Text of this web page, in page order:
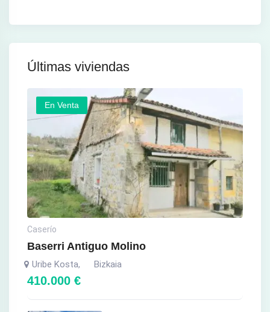
Últimas viviendas
En Venta
Caserío
Baserri Antiguo Molino
Uribe Kosta, Bizkaia
410.000 €